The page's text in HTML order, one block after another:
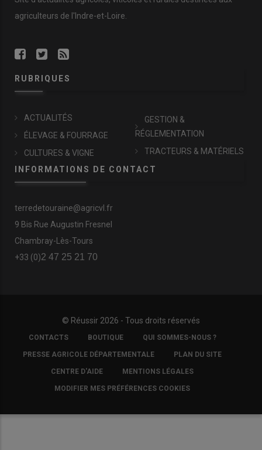
agriculteurs de l'Indre-et-Loire.
RUBRIQUES
ACTUALITÉS
ÉLEVAGE & FOURRAGE
CULTURES & VIGNE
GESTION &
RÉGLEMENTATION
TRACTEURS & MATÉRIELS
INFORMATIONS DE CONTACT
terredetouraine@agricvl.fr
9 Bis Rue Augustin Fresnel
Chambray-Lès-Tours
+33 (0)2 47 25 21 70
© Réussir 2026 - Tous droits réservés
FOOTER
COPYRIGHT
CONTACTS BOUTIQUE QUI SOMMES-NOUS ?
PRESSE AGRICOLE DÉPARTEMENTALE PLAN DU SITE
CENTRE D'AIDE MENTIONS LÉGALES
MODIFIER MES PRÉFÉRENCES COOKIES